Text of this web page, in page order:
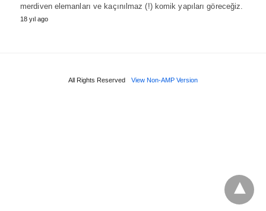
merdiven elemanları ve kaçınılmaz (!) komik yapıları göreceğiz.
18 yıl ago
All Rights Reserved View Non-AMP Version